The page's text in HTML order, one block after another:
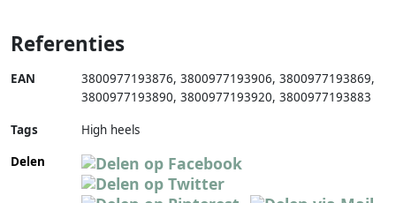
Referenties
EAN 3800977193876, 3800977193906, 3800977193869,
3800977193890, 3800977193920, 3800977193883
Tags
High heels
Delen